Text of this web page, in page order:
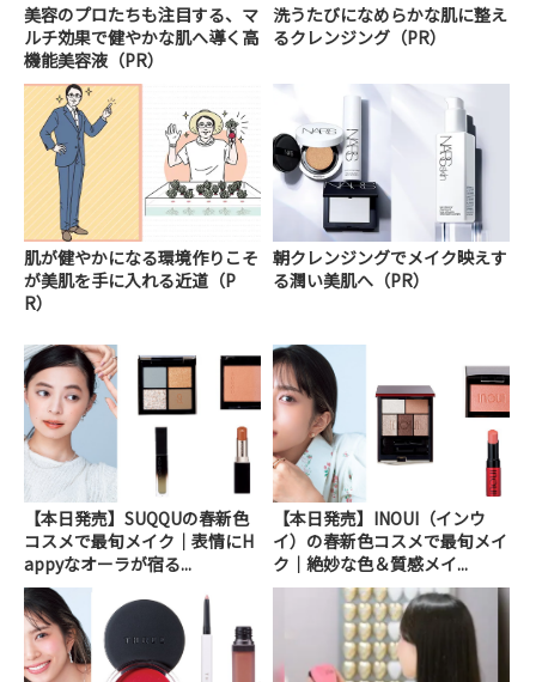
美容のプロたちも注目する、マ
ルチ効果で健やかな肌へ導く高
機能美容液（PR）
洗うたびになめらかな肌に整え
るクレンジング（PR）
肌が健やかになる環境作りこそ
が美肌を手に入れる近道（P
R）
朝クレンジングでメイク映えす
る潤い美肌へ（PR）
【本日発売】SUQQUの春新色
コスメで最旬メイク｜表情にH
appyなオーラが宿る...
【本日発売】INOUI（インウ
イ）の春新色コスメで最旬メイ
ク｜絶妙な色＆質感メイ...